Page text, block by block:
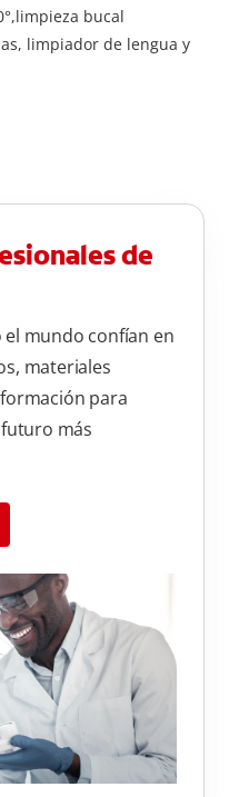
bucal
limpiador de lengua y
de
mundo confían en
materiales
para
más